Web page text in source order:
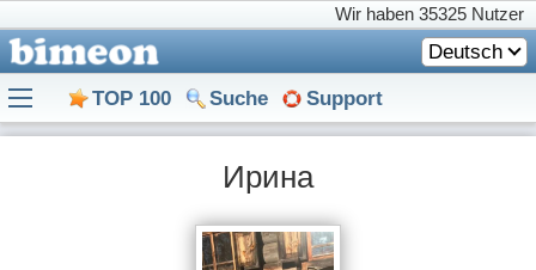
Wir haben 35325 Nutzer
Deutsch
TOP 100 Suche Support
Ирина